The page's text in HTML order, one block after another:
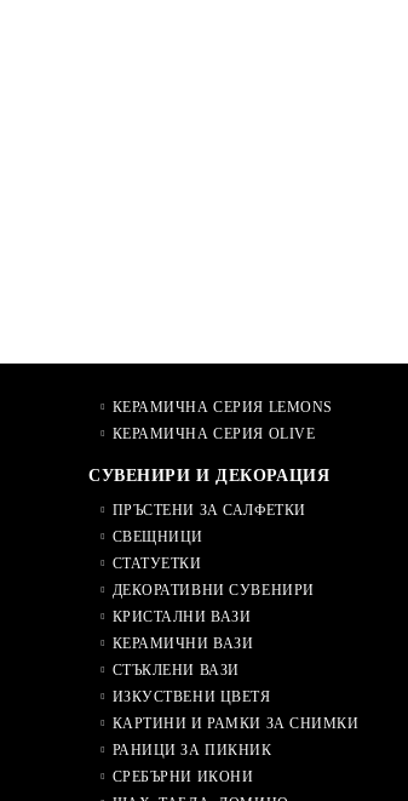
КЕРАМИЧНА СЕРИЯ LEMONS
КЕРАМИЧНА СЕРИЯ OLIVE
СУВЕНИРИ И ДЕКОРАЦИЯ
ПРЪСТЕНИ ЗА САЛФЕТКИ
СВЕЩНИЦИ
СТАТУЕТКИ
ДЕКОРАТИВНИ СУВЕНИРИ
КРИСТАЛНИ ВАЗИ
КЕРАМИЧНИ ВАЗИ
СТЪКЛЕНИ ВАЗИ
ИЗКУСТВЕНИ ЦВЕТЯ
КАРТИНИ И РАМКИ ЗА СНИМКИ
РАНИЦИ ЗА ПИКНИК
СРЕБЪРНИ ИКОНИ